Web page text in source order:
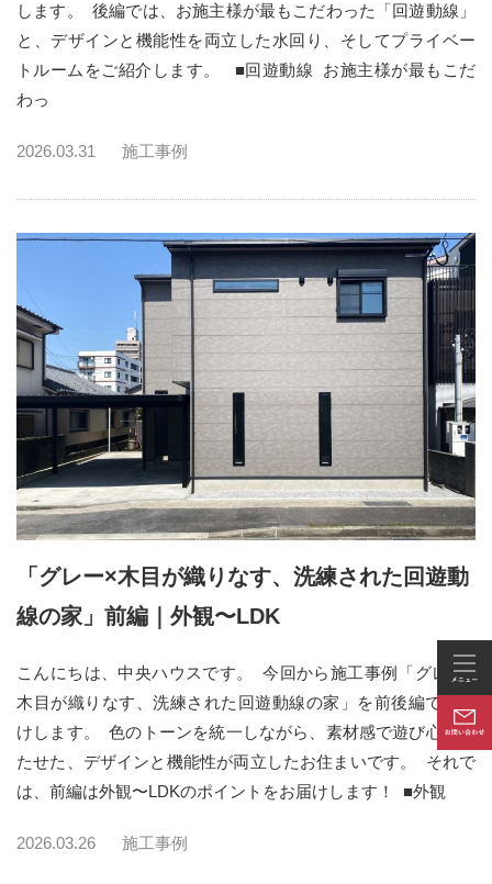
します。 後編では、お施主様が最もこだわった「回遊動線」
と、デザインと機能性を両立した水回り、そしてプライベー
トルームをご紹介します。 ■回遊動線 お施主様が最もこだ
わっ
2026.03.31 施工事例
「グレー×木目が織りなす、洗練された回遊動
線の家」前編｜外観〜LDK
こんにちは、中央ハウスです。 今回から施工事例「グレー×
木目が織りなす、洗練された回遊動線の家」を前後編でお届
けします。 色のトーンを統一しながら、素材感で遊び心を持
たせた、デザインと機能性が両立したお住まいです。 それで
は、前編は外観〜LDKのポイントをお届けします！ ■外観
2026.03.26 施工事例